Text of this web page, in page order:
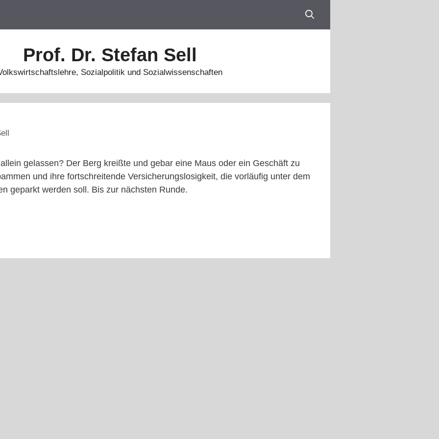
Prof. Dr. Stefan Sell
Sozialpolitik und Sozialwissenschaften
gelassen? Der Berg kreißte und gebar eine Maus oder ein Geschäft zu
und ihre fortschreitende Versicherungslosigkeit, die vorläufig unter dem
geparkt werden soll. Bis zur nächsten Runde.